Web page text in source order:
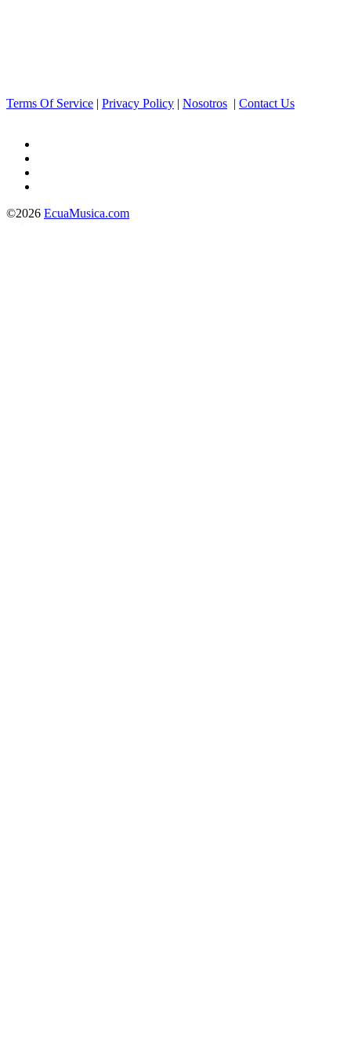
Terms Of Service | Privacy Policy | Nosotros | Contact Us
©2026 EcuaMusica.com